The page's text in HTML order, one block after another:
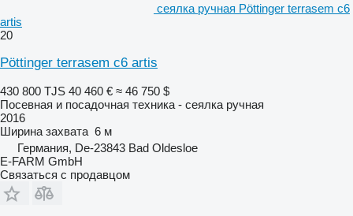
сеялка ручная Pöttinger terrasem c6
artis
20
Pöttinger terrasem c6 artis
430 800 TJS 40 460 € ≈ 46 750 $
Посевная и посадочная техника - сеялка ручная
2016
Ширина захвата 6 м
Германия, De-23843 Bad Oldesloe
E-FARM GmbH
Связаться с продавцом